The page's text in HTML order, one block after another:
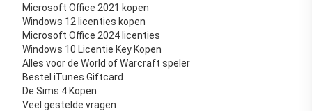
Microsoft Office 2021 kopen
Windows 12 licenties kopen
Microsoft Office 2024 licenties
Windows 10 Licentie Key Kopen
Alles voor de World of Warcraft speler
Bestel iTunes Giftcard
De Sims 4 Kopen
Veel gestelde vragen